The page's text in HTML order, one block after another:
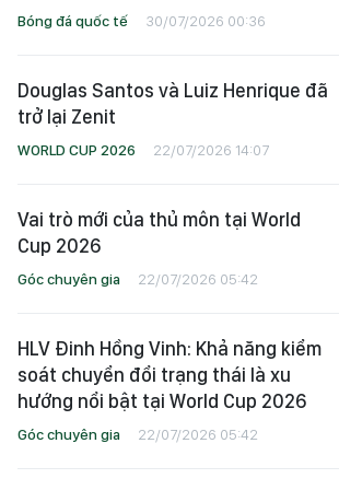
Bóng đá quốc tế 30/07/2026 00:36
Douglas Santos và Luiz Henrique đã
trở lại Zenit
WORLD CUP 2026 22/07/2026 14:07
Vai trò mới của thủ môn tại World
Cup 2026
Góc chuyên gia 22/07/2026 05:42
HLV Đinh Hồng Vinh: Khả năng kiểm
soát chuyển đổi trạng thái là xu
hướng nổi bật tại World Cup 2026
Góc chuyên gia 22/07/2026 05:42